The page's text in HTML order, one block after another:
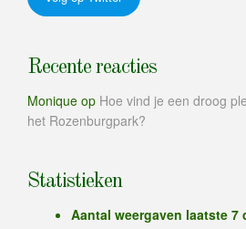
Recente reacties
Monique op Hoe vind je een droog
het Rozenburgpark?
Statistieken
Aantal weergaven laatste 7